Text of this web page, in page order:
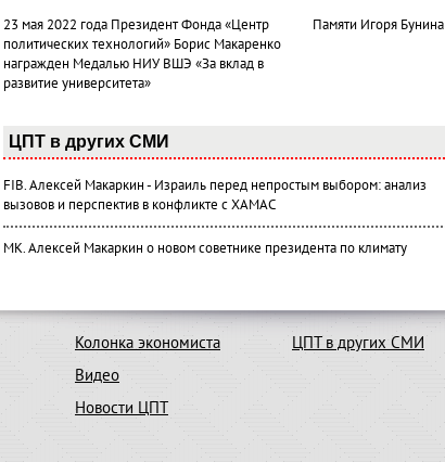
23 мая 2022 года Президент Фонда «Центр
политических технологий» Борис Макаренко
награжден Медалью НИУ ВШЭ «За вклад в
развитие университета»
Памяти Игоря Бунина
ЦПТ в других СМИ
FIB. Алексей Макаркин - Израиль перед непростым выбором: анализ
вызовов и перспектив в конфликте с ХАМАС
МК. Алексей Макаркин о новом советнике президента по климату
Колонка экономиста
Видео
Новости ЦПТ
ЦПТ в других СМИ